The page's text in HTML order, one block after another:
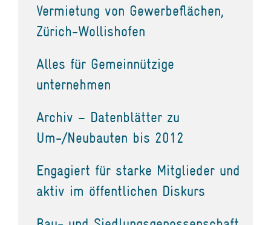
Vermietung von Gewerbeflächen,
Zürich-Wollishofen
Alles für Gemeinnützige
unternehmen
Archiv – Datenblätter zu
Um-/Neubauten bis 2012
Engagiert für starke Mitglieder und
aktiv im öffentlichen Diskurs